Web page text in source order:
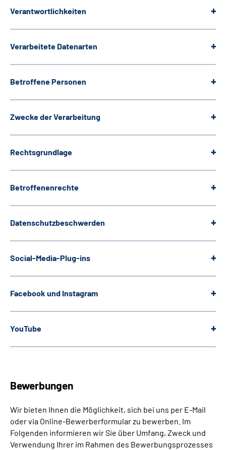
Verantwortlichkeiten
Verarbeitete Datenarten
Betroffene Personen
Zwecke der Verarbeitung
Rechtsgrundlage
Betroffenenrechte
Datenschutzbeschwerden
Social-Media-Plug-ins
Facebook und Instagram
YouTube
Bewerbungen
Wir bieten Ihnen die Möglichkeit, sich bei uns per E-Mail
oder via Online-Bewerberformular zu bewerben. Im
Folgenden informieren wir Sie über Umfang, Zweck und
Verwendung Ihrer im Rahmen des Bewerbungsprozesses